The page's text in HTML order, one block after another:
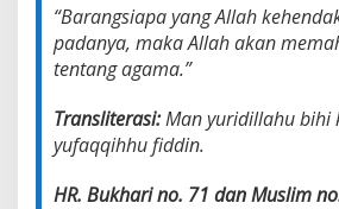
“Barangsiapa yang Allah
padanya, maka Allah akan
tentang agama.”
Transliterasi:Man yuridillahu bihi
yufaqqihhu fiddin.
HR. Bukhari no. 71 dan Muslim